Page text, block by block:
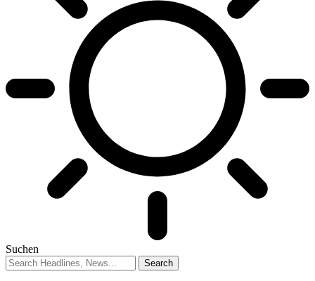
Suchen